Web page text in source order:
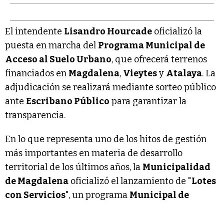
El intendente Lisandro Hourcade oficializó la
puesta en marcha del Programa Municipal de
Acceso al Suelo Urbano, que ofrecerá terrenos
financiados en Magdalena, Vieytesy Atalaya. La
adjudicación se realizará mediante sorteo público
ante Escribano Público para garantizar la
transparencia.
En lo que representa uno de los hitos de gestión
más importantes en materia de desarrollo
territorial de los últimos años, la Municipalidad
de Magdalena oficializó el lanzamiento de "Lotes
con Servicios", un programa Municipal de